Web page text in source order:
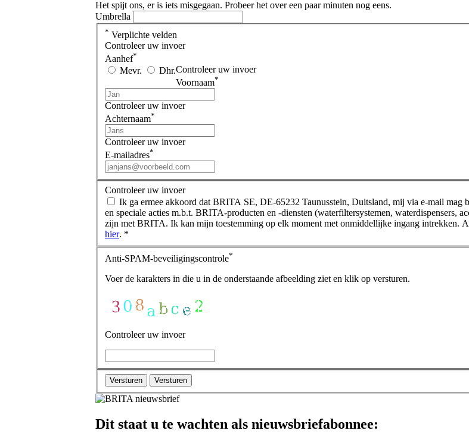
Het spijt ons, er is iets misgegaan. Probeer het over een paar minuten nog eens.
Umbrella
* Verplichte velden
Controleer uw invoer
Aanhef*
Mevr. Dhr.Controleer uw invoer
Voornaam*
Controleer uw invoer
Achternaam*
Controleer uw invoer
E-mailadres*
Controleer uw invoer
Ik ga ermee akkoord dat BRITA SE, DE-65232 Taunusstein, Duitsland, mij via e-mail mag
en speciale acties m.b.t. BRITA-producten en -diensten (waterfiltersystemen, waterdispensers,
zijn met BRITA. Ik kan mijn toestemming op elk moment met onmiddellijke ingang intrekken.
hier. *
Anti-SPAM-beveiligingscontrole*
Voer de karakters in die u in de onderstaande afbeelding ziet en klik op versturen.
Controleer uw invoer
Versturen Versturen
Dit staat u te wachten als nieuwsbriefabonnee: